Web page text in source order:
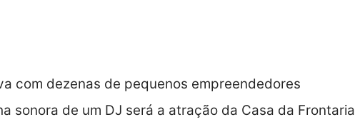
com dezenas de pequenos empreendedores
sonora de um DJ será a atração da Casa da Frontaria